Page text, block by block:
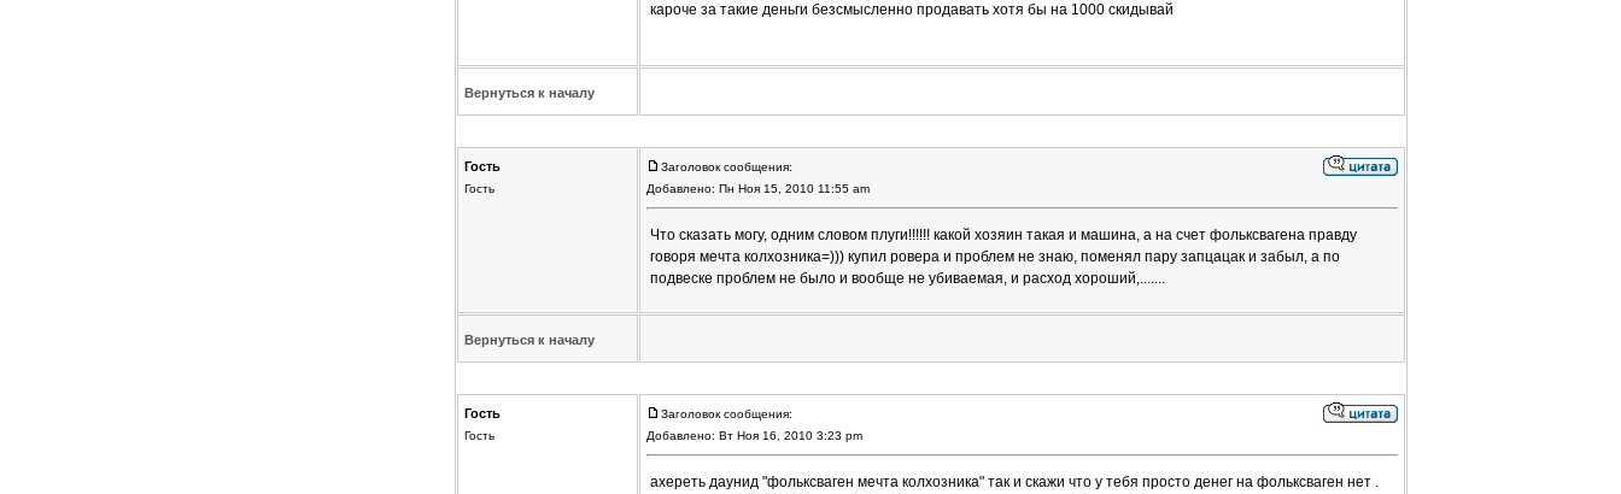
кароче за такие деньги безсмысленно продавать хотя бы на 1000 скидывай
Вернуться к началу
Гость
Гость
Заголовок сообщения:
Добавлено: Пн Ноя 15, 2010 11:55 am
Что сказать могу, одним словом плуги!!!!!! какой хозяин такая и машина, а на счет фольксвагена правду
говоря мечта колхозника=))) купил ровера и проблем не знаю, поменял пару запцацак и забыл, а по
подвеске проблем не было и вообще не убиваемая, и расход хороший,.......
Вернуться к началу
Гость
Гость
Заголовок сообщения:
Добавлено: Вт Ноя 16, 2010 3:23 pm
ахереть даунид "фольксваген мечта колхозника" так и скажи что у тебя просто денег на фольксваген нет .